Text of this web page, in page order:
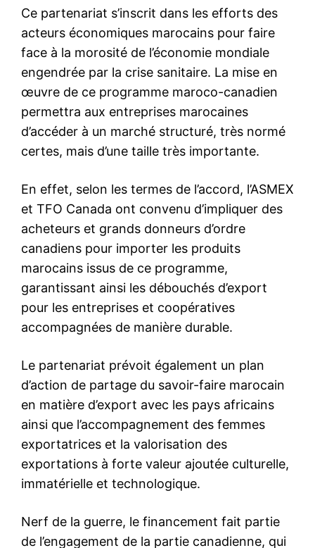
Ce partenariat s’inscrit dans les efforts des
acteurs économiques marocains pour faire
face à la morosité de l’économie mondiale
engendrée par la crise sanitaire. La mise en
œuvre de ce programme maroco-canadien
permettra aux entreprises marocaines
d’accéder à un marché structuré, très normé
certes, mais d’une taille très importante.
En effet, selon les termes de l’accord, l’ASMEX
et TFO Canada ont convenu d’impliquer des
acheteurs et grands donneurs d’ordre
canadiens pour importer les produits
marocains issus de ce programme,
garantissant ainsi les débouchés d’export
pour les entreprises et coopératives
accompagnées de manière durable.
Le partenariat prévoit également un plan
d’action de partage du savoir-faire marocain
en matière d’export avec les pays africains
ainsi que l’accompagnement des femmes
exportatrices et la valorisation des
exportations à forte valeur ajoutée culturelle,
immatérielle et technologique.
Nerf de la guerre, le financement fait partie
de l’engagement de la partie canadienne, qui